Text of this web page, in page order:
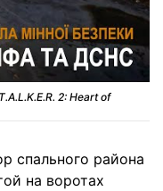
2: Heart of
спального района
на воротах